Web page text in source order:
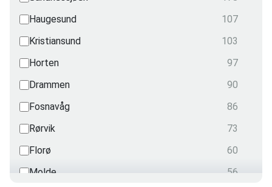
Radiation
1
Nautical
0
OPITO
0
Haugesund
107
Kristiansund
103
Horten
97
Drammen
90
Fosnavåg
86
Rørvik
73
Florø
60
Molde
56